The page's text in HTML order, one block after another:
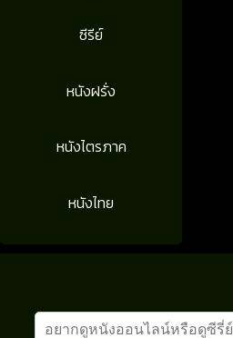
ซีรีย์
หนังฝรั่ง
หนังไตรภาค
หนังไทย